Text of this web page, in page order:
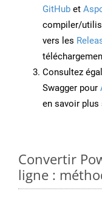
GitHub et
compiler/
vers les
Consultez
Swagger pour
en savoir plus
Convertir
ligne :